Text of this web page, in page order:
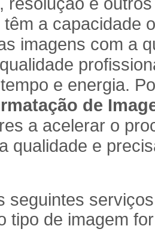
a capacidade
imagens com a
e energia.
de
a acelerar o
qualidade e
seguintes
tipo de imagem